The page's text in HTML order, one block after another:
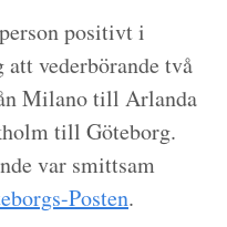
positivt i
vederbörande två
Milano till Arlanda
till Göteborg.
var smittsam
Posten.